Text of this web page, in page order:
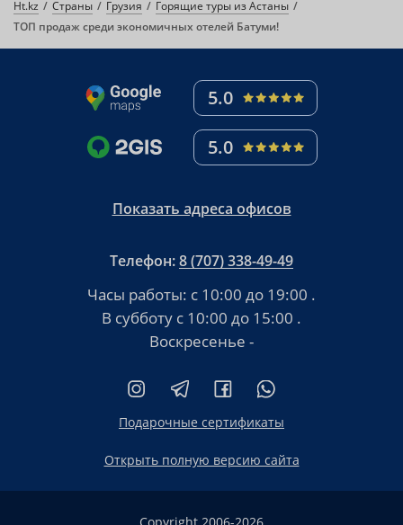
Ht.kz Страны Грузия
Горящие туры из Астаны
ТОП продаж среди экономичных отелей Батуми!
5.0
5.0
Показать адреса офисов
Телефон:8 (707) 338-49-49
Часы работы: с 10:00 до 19:00 .
В субботу с 10:00 до 15:00 .
Воскресенье -
Подарочные сертификаты
Открыть полную версию сайта